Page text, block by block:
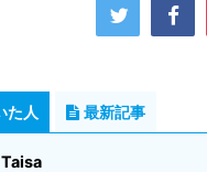
た人 最新記事
Taisa